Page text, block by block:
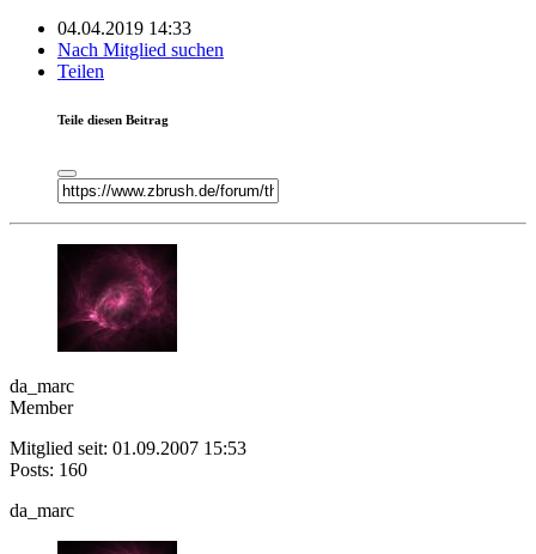
04.04.2019 14:33
Nach Mitglied suchen
Teilen
Teile diesen Beitrag
da_marc
Member
Mitglied seit: 01.09.2007 15:53
Posts: 160
da_marc